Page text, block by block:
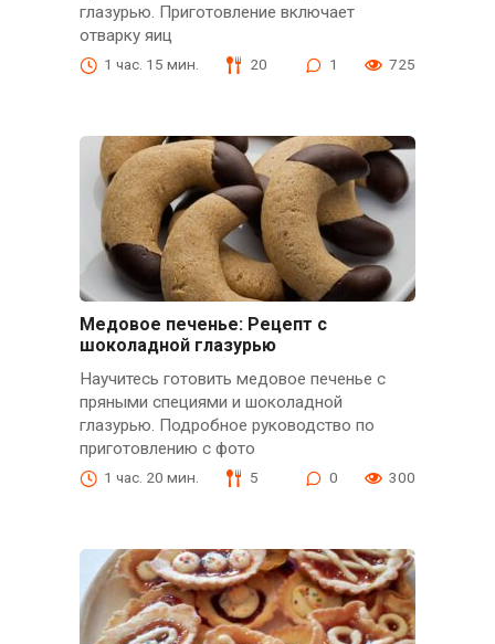
глазурью. Приготовление включает
отварку яиц
1 час. 15 мин. 20 1 725
Медовое печенье: Рецепт с
шоколадной глазурью
Научитесь готовить медовое печенье с
пряными специями и шоколадной
глазурью. Подробное руководство по
приготовлению с фото
1 час. 20 мин. 5 0 300